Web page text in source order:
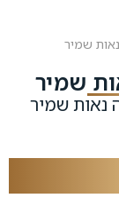
נאות שמיר